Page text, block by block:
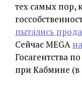
тех самых пор,
пытались
Сейчас MEGA
Госагентства
при Кабмине